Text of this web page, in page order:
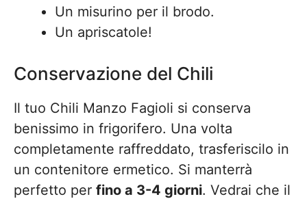
Un misurino per il brodo.
Un apriscatole!
Conservazione del Chili
Il tuo Chili Manzo Fagioli si conserva
benissimo in frigorifero. Una volta
completamente raffreddato, trasferiscilo in
un contenitore ermetico. Si manterrà
perfetto per fino a 3-4 giorni. Vedrai che il